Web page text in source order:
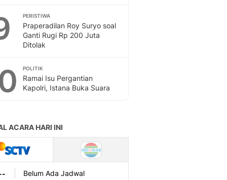
PERISTIWA
Praperadilan Roy Suryo soal
Ganti Rugi Rp 200 Juta
Ditolak
POLITIK
Ramai Isu Pergantian
Kapolri, Istana Buka Suara